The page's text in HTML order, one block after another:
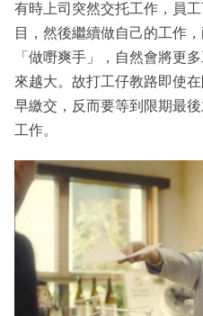
有時上司突然交托工作，員
目，然後繼續做自己的工作
「做嘢爽手」，自然會將更
來越大。故打工仔教路即使
早繳交，反而要等到限期最
工作。